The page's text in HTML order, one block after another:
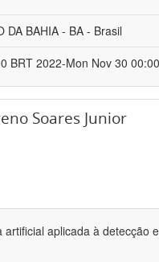
DA BAHIA - BA - Brasil
BRT 2022-Mon Nov 30
Soares Junior
artificial aplicada à detecção